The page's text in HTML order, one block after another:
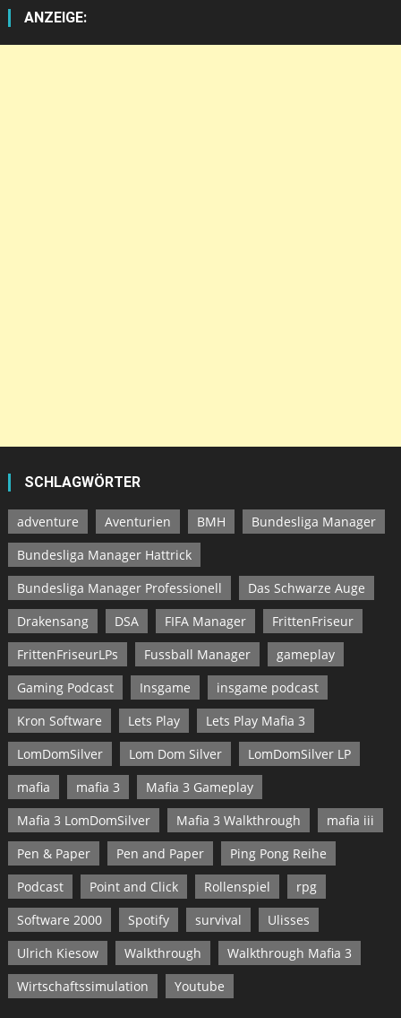
ANZEIGE:
SCHLAGWÖRTER
adventure Aventurien BMH
Bundesliga Manager
Bundesliga Manager Hattrick
Bundesliga Manager Professionell
Das Schwarze Auge
Drakensang
DSA FIFA Manager
FrittenFriseur
FrittenFriseurLPs
Fussball Manager
gameplay
Gaming Podcast
Insgame
insgame podcast
Kron Software
Lets Play
Lets Play Mafia 3
LomDomSilver
Lom Dom Silver
LomDomSilver LP
mafia
mafia 3
Mafia 3 Gameplay
Mafia 3 LomDomSilver
Mafia 3 Walkthrough
mafia iii
Pen & Paper
Pen and Paper
Ping Pong Reihe
Podcast
Point and Click Rollenspiel
rpg
Software 2000
Spotify survival
Ulisses
Ulrich Kiesow
Walkthrough
Walkthrough Mafia 3
Wirtschaftssimulation
Youtube